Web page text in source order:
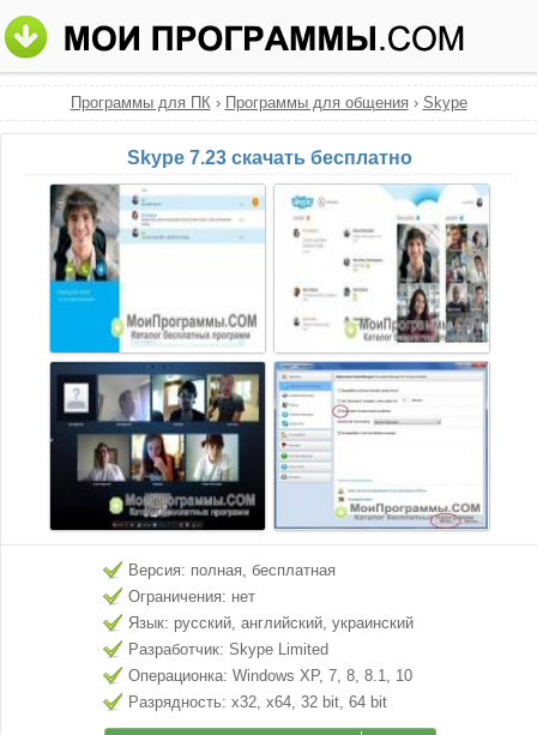
Программы для ПК› Программы для общения › Skype
Skype 7.23 скачать бесплатно
Версия: полная, бесплатная
Ограничения: нет
Язык: русский, английский, украинский
Разработчик: Skype Limited
Операционка: Windows XP, 7, 8, 8.1, 10
Разрядность: x32, x64, 32 bit, 64 bit